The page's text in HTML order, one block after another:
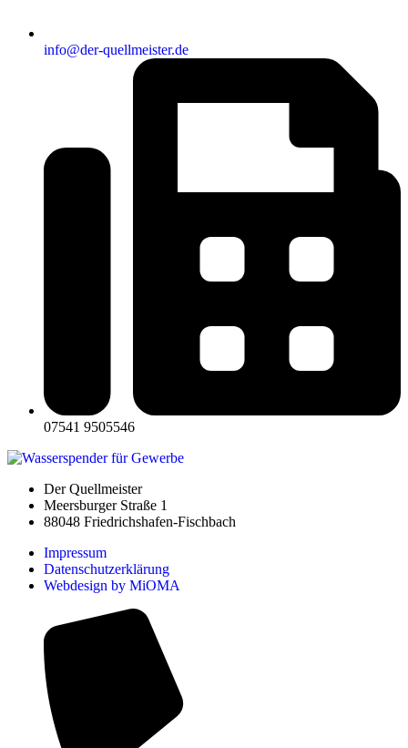
info@der-quellmeister.de
07541 9505546
Der Quellmeister
Meersburger Straße 1
88048 Friedrichshafen-Fischbach
Impressum
Datenschutzerklärung
Webdesign by MiOMA